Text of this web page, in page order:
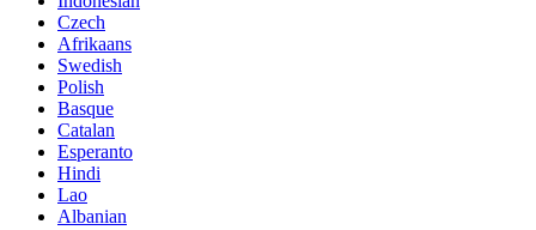
Czech
Afrikaans
Swedish
Polish
Basque
Catalan
Esperanto
Hindi
Lao
Albanian